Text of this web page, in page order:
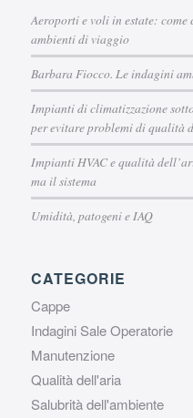
Aeroporti e voli in estate:
ambienti di viaggio
Barbara Fiocco. Le indagini
Impianti di climatizzazione
per evitare problemi di qualità
Impianti HVAC e qualità
ma il sistema
Umidità, patogeni e IAQ
CATEGORIE
Cappe
Indagini Sale Operatorie
Manutenzione
Qualità dell'aria
Salubrità dell'ambiente